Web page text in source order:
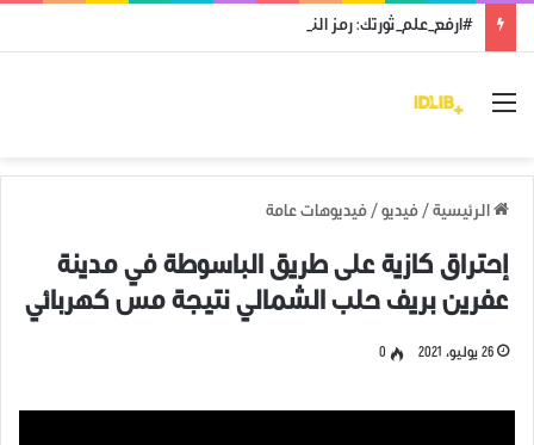
#ارفع_علم_ثورتك: رمز النضال ووحدة الهدف
القائمة
الرئيسية / فيديو / فيديوهات عامة
إحتراق كازية على طريق الباسوطة في مدينة
عفرين بريف حلب الشمالي نتيجة مس كهربائي
26 يوليو، 2021 0